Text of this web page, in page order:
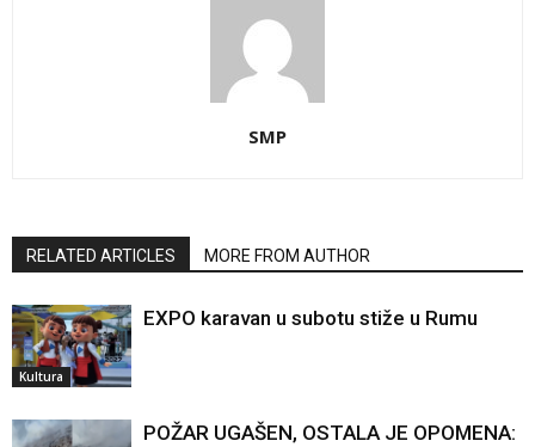
SMP
RELATED ARTICLES MORE FROM AUTHOR
Kultura
EXPO karavan u subotu stiže u Rumu
POŽAR UGAŠEN, OSTALA JE OPOMENA: